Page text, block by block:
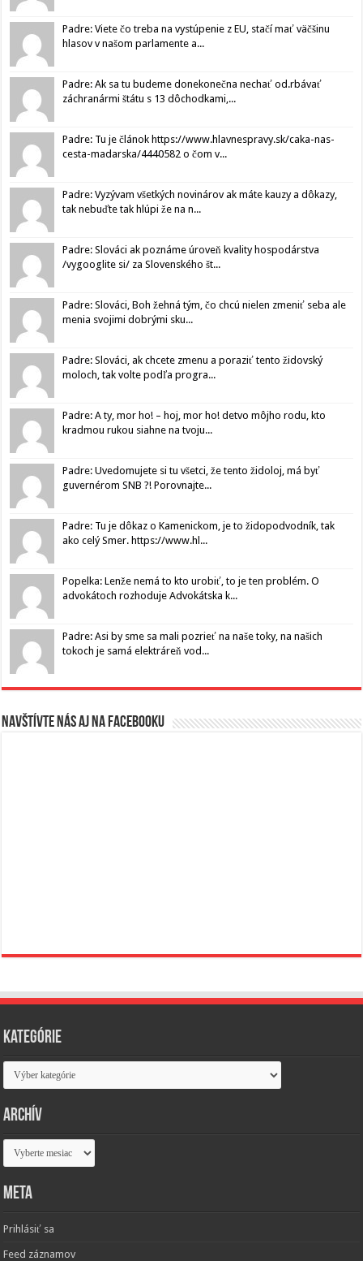
Padre: Viete čo treba na vystúpenie z EU, stačí mať väčšinu
hlasov v našom parlamente a...
Padre: Ak sa tu budeme donekonečna nechať od.rbávať
záchranármi štátu s 13 dôchodkami,...
Padre: Tu je článok https://www.hlavnespravy.sk/caka-nas-
cesta-madarska/4440582 o čom v...
Padre: Vyzývam všetkých novinárov ak máte kauzy a dôkazy,
tak nebuďte tak hlúpi že na n...
Padre: Slováci ak poznáme úroveň kvality hospodárstva
/vygooglite si/ za Slovenského št...
Padre: Slováci, Boh žehná tým, čo chcú nielen zmeniť seba ale
menia svojimi dobrými sku...
Padre: Slováci, ak chcete zmenu a poraziť tento židovský
moloch, tak volte podľa progra...
Padre: A ty, mor ho! – hoj, mor ho! detvo môjho rodu, kto
kradmou rukou siahne na tvoju...
Padre: Uvedomujete si tu všetci, že tento židoloj, má byť
guvernérom SNB ?! Porovnajte...
Padre: Tu je dôkaz o Kamenickom, je to židopodvodník, tak
ako celý Smer. https://www.hl...
Popelka: Lenže nemá to kto urobiť, to je ten problém. O
advokátoch rozhoduje Advokátska k...
Padre: Asi by sme sa mali pozrieť na naše toky, na našich
tokoch je samá elektráreň vod...
Navštívte nás aj na Facebooku
Kategórie
Kategórie
Archív
Archív
Meta
Prihlásiť sa
Feed záznamov